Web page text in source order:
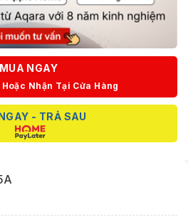
MUA NGAY
Nhận Tại Cửa Hàng
- TRẢ SAU